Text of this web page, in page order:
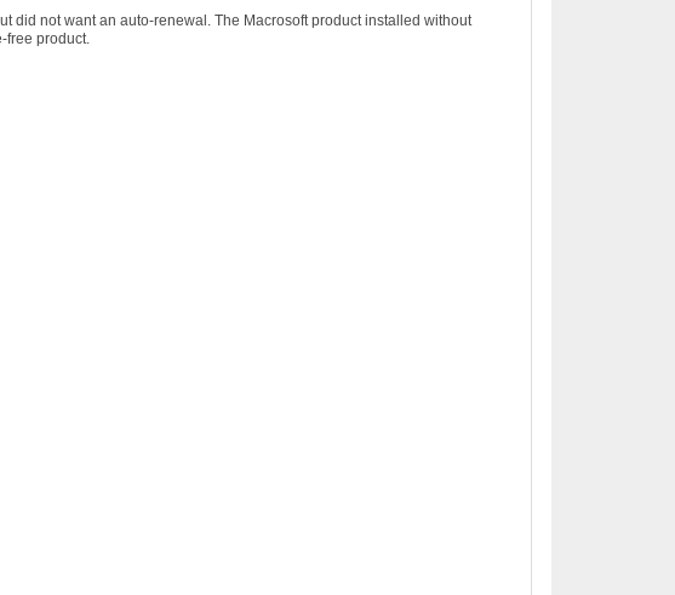
did not want an auto-renewal. The Macrosoft product installed without
free product.